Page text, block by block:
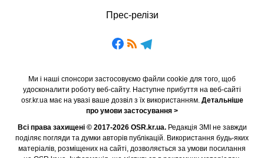
Прес-релізи
Ми і наші спонсори застосовуємо файли cookie для того, щоб
удосконалити роботу веб-сайту. Наступне прибуття на веб-сайті
osr.kr.ua має на увазі ваше дозвіл з їх використанням. Детальніше
про умови застосування >
Всі права захищені © 2017-2026 OSR.kr.ua.Редакція ЗМІ не завжди
поділяє погляди та думки авторів публікацій. Використання будь-яких
матеріалів, розміщених на сайті, дозволяється за умови посилання